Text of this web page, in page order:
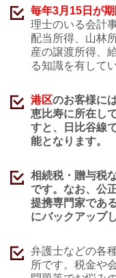
毎年3月15日が
理士のいる会計
配当所得、山林
産の譲渡所得、
る知識を有して
港区のお客様に
恵比寿に所在し
すと、日比谷線
能となります。
相続税・贈与税
です。なお、公
提携専門家であ
にバックアップ
弁護士などの各
所です。税金や